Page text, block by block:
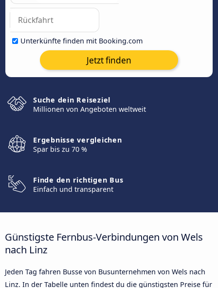
Unterkünfte finden mit Booking.com
Jetzt finden
Suche dein Reiseziel
Millionen von Angeboten weltweit
Ergebnisse vergleichen
Spar bis zu 70 %
Finde den richtigen Bus
Einfach und transparent
Günstigste Fernbus-Verbindungen von Wels
nach Linz
Jeden Tag fahren Busse von Busunternehmen von Wels nach
Linz. In der Tabelle unten findest du die günstigsten Preise für